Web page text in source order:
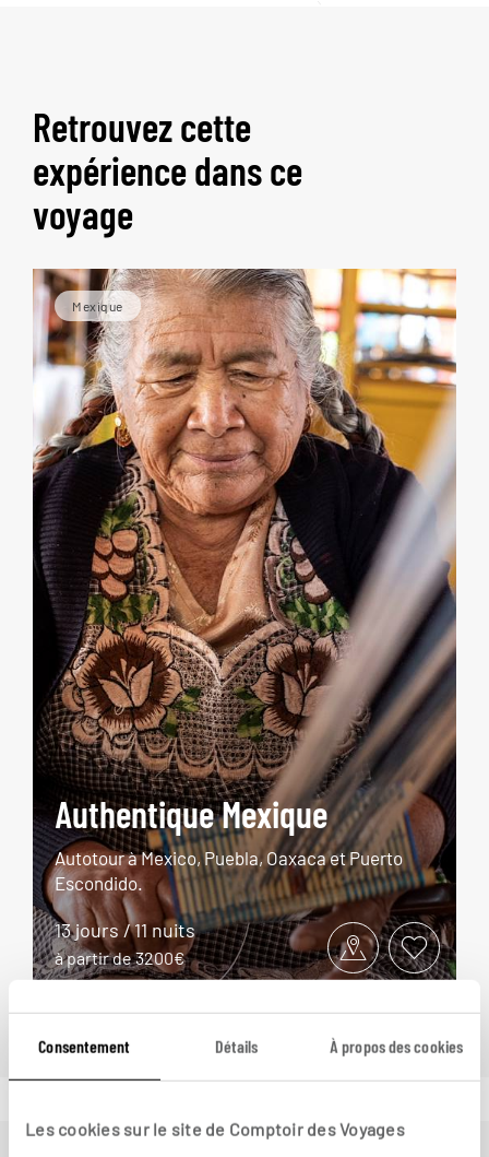
Consentement Détails À propos des cookies
Les cookies sur le site de Comptoir des Voyages
Retrouvez cette
expérience dans ce
voyage
Mexique
Authentique Mexique
Autotour à Mexico, Puebla, Oaxaca et Puerto
Escondido.
13 jours / 11 nuits
à partir de 3200€